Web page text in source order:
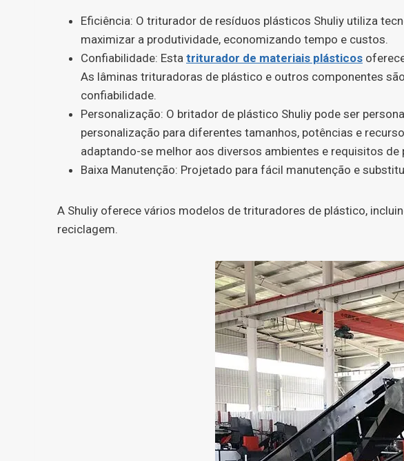
Eficiência: O triturador de resíduos plásticos Shuliy utiliza
maximizar a produtividade, economizando tempo e custos.
Confiabilidade: Esta triturador de materiais plásticos
As lâminas trituradoras de plástico e outros componentes
confiabilidade.
Personalização: O britador de plástico Shuliy pode ser
personalização para diferentes tamanhos, potências e
adaptando-se melhor aos diversos ambientes e requisitos de
Baixa Manutenção: Projetado para fácil manutenção e
A Shuliy oferece vários modelos de trituradores de plástico,
reciclagem.